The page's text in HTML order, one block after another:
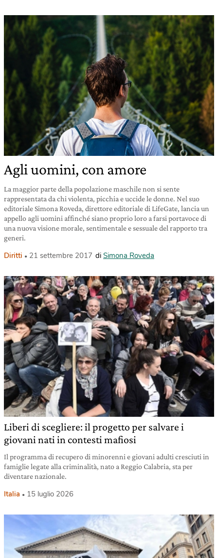
Agli uomini, con amore
La maggior parte della popolazione maschile non si sente
rappresentata da chi violenta, picchia e uccide le donne. Nel suo
editoriale Simona Roveda, direttore editoriale di LifeGate, lancia un
appello agli uomini affinché siano proprio loro a farsi portavoce di
una nuova visione morale, sentimentale e sessuale del rapporto tra
generi.
Diritti 21 settembre 2017 di Simona Roveda
Liberi di scegliere: il progetto per salvare i
giovani nati in contesti mafiosi
Il programma di recupero di minorenni e giovani adulti cresciuti in
famiglie legate alla criminalità, nato a Reggio Calabria, sta per
diventare nazionale.
Italia 15 luglio 2026